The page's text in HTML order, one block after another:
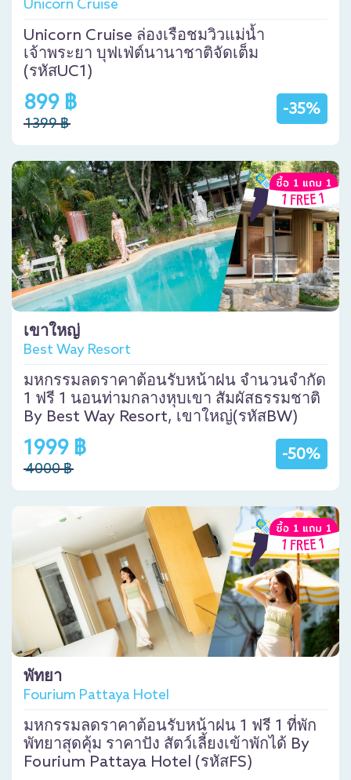
Unicorn Cruise
Unicorn Cruise ล่องเรือชมวิวแม่น้ำ
เจ้าพระยา บุฟเฟ่ต์นานาชาติจัดเต็ม
(รหัสUC1)
-35%
899 ฿
1399 ฿
เขาใหญ่
Best Way Resort
มหกรรมลดราคาต้อนรับหน้าฝน จำนวนจำกัด
1 ฟรี 1 นอนท่ามกลางหุบเขา สัมผัสธรรมชาติ
By Best Way Resort, เขาใหญ่(รหัสBW)
-50%
1999 ฿
4000 ฿
พัทยา
Fourium Pattaya Hotel
มหกรรมลดราคาต้อนรับหน้าฝน 1 ฟรี 1 ที่พัก
พัทยาสุดคุ้ม ราคาปัง สัตว์เลี้ยงเข้าพักได้ By
Fourium Pattaya Hotel (รหัสFS)